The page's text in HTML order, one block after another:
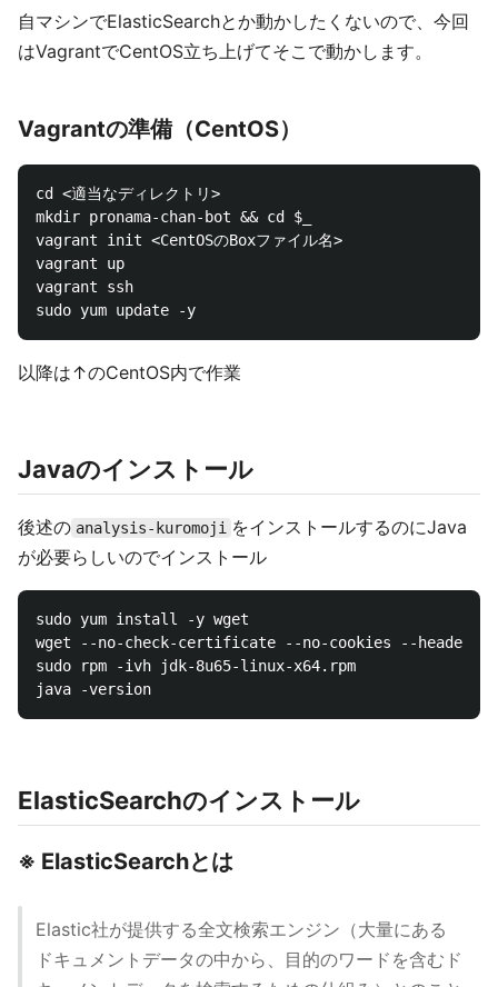
自マシンでElasticSearchとか動かしたくないので、今回
はVagrantでCentOS立ち上げてそこで動かします。
Vagrantの準備（CentOS）
cd <適当なディレクトリ>
mkdir pronama-chan-bot && cd $_
vagrant init <CentOSのBoxファイル名>
vagrant up
vagrant ssh
以降は↑のCentOS内で作業
Javaのインストール
後述の analysis-kuromoji をインストールするのにJava
が必要らしいのでインストール
sudo yum install -y wget
wget --no-check-certificate --no-cookies --header
sudo rpm -ivh jdk-8u65-linux-x64.rpm
ElasticSearchのインストール
※ ElasticSearchとは
Elastic社が提供する全文検索エンジン（大量にある
ドキュメントデータの中から、目的のワードを含むド